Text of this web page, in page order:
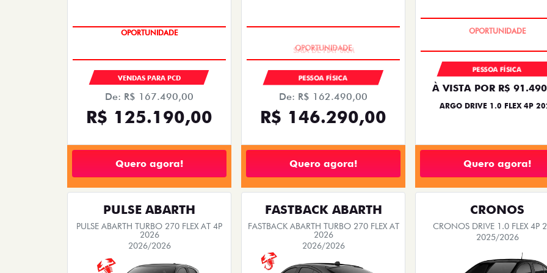
OPORTUNIDADE
VENDAS PARA PCD
De: R$ 167.490,00
R$ 125.190,00
Quero agora!
PESSOA FÍSICA
De: R$ 162.490,00
R$ 146.290,00
Quero agora!
PESSOA FÍSICA
À VISTA POR R$
ARGO DRIVE 1.0 FLEX 4P
Quero agora!
PULSE ABARTH
PULSE ABARTH TURBO 270 FLEX AT 4P
2026
2026/2026
FASTBACK ABARTH
FASTBACK ABARTH TURBO 270 FLEX AT
2026
2026/2026
CRONOS
CRONOS DRIVE 1.0 FLEX 4P
2025/2026